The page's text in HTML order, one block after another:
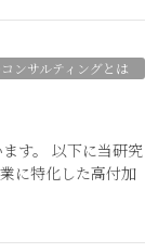
ンサルティングとは
す。 以下に当研究
に特化した高付加